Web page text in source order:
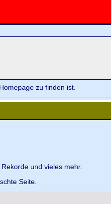
zu finden ist.
und vieles mehr.
Seite.